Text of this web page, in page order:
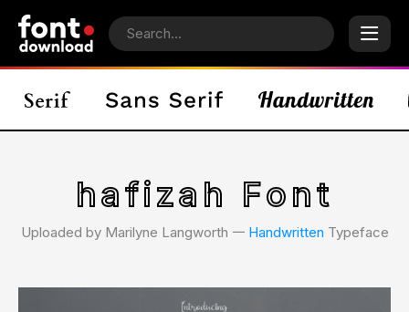
hafizah Font
Uploaded by Marilyne Langworth 𑁋 Handwritten Typeface